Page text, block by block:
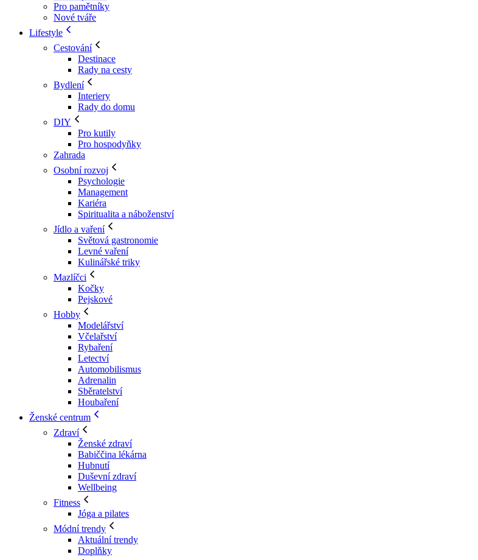
Pro pamětníky
Nové tváře
Lifestyle
Cestování
Destinace
Rady na cesty
Bydlení
Interiery
Rady do domu
DIY
Pro kutily
Pro hospodyňky
Zahrada
Osobní rozvoj
Psychologie
Management
Kariéra
Spiritualita a náboženství
Jídlo a vaření
Světová gastronomie
Levné vaření
Kulinářské triky
Mazlíčci
Kočky
Pejskové
Hobby
Modelářství
Včelařství
Rybaření
Letectví
Automobilismus
Adrenalin
Sběratelství
Houbaření
Ženské centrum
Zdraví
Ženské zdraví
Babiččina lékárna
Hubnutí
Duševní zdraví
Wellbeing
Fitness
Jóga a pilates
Módní trendy
Aktuální trendy
Doplňky